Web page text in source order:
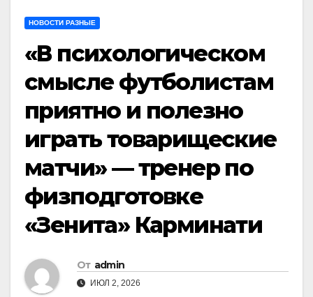
НОВОСТИ РАЗНЫЕ
«В психологическом
смысле футболистам
приятно и полезно
играть товарищеские
матчи» — тренер по
физподготовке
«Зенита» Карминати
От admin
ИЮЛ 2, 2026